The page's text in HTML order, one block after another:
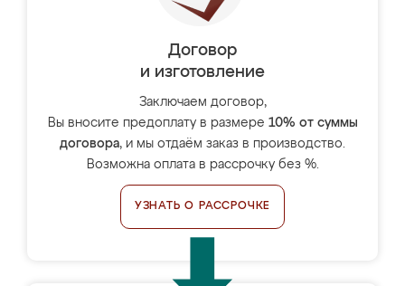
Договор
и изготовление
Заключаем договор,
Вы вносите предоплату в размере 10% от суммы
договора, и мы отдаём заказ в производство.
Возможна оплата в рассрочку без %.
УЗНАТЬ О РАССРОЧКЕ